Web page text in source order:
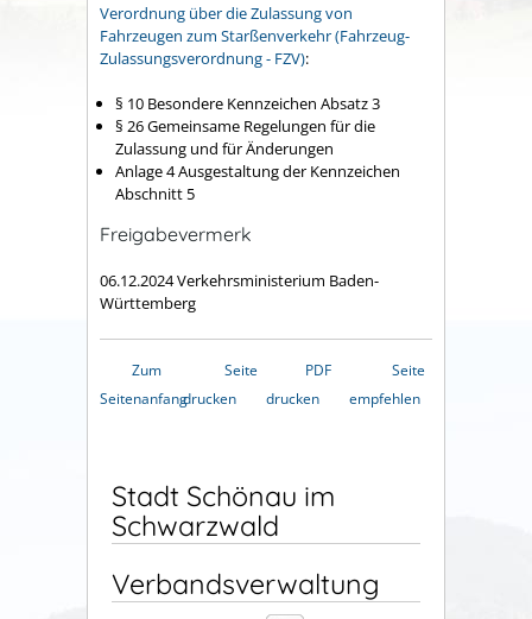
Verordnung über die Zulassung von
Fahrzeugen zum Starßenverkehr (Fahrzeug-
Zulassungsverordnung - FZV):
§ 10 Besondere Kennzeichen Absatz 3
§ 26Gemeinsame Regelungen für die
Zulassung und für Änderungen
Anlage 4Ausgestaltung der Kennzeichen
Abschnitt 5
Freigabevermerk
06.12.2024 Verkehrsministerium Baden-
Württemberg
Zum
Seitenanfang
Seite
drucken
PDF
drucken
Seite
empfehlen
Stadt Schönau im
Schwarzwald
Verbandsverwaltung